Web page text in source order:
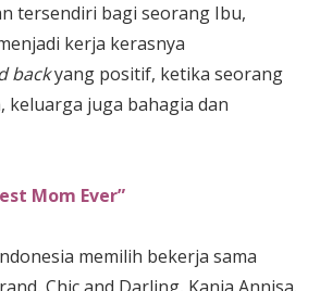
tersendiri bagi seorang Ibu,
kerja kerasnya
backyang positif, ketika seorang
keluarga juga bahagia dan
Mom Ever”
memilih bekerja sama